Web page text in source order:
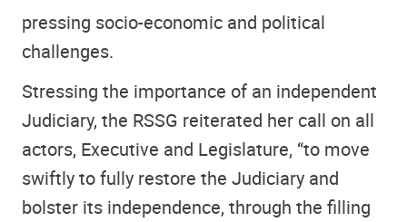
pressing socio-economic and political
challenges.
Stressing the importance of an independent
Judiciary, the RSSG reiterated her call on all
actors, Executive and Legislature, “to move
swiftly to fully restore the Judiciary and
bolster its independence, through the filling